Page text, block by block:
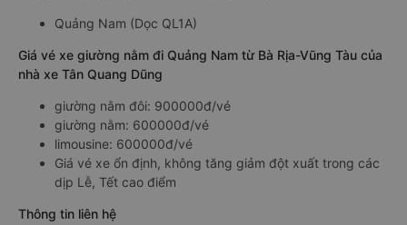
Quảng Nam (Dọc QL1A)
Giá vé xe giường nằm đi Quảng Nam từ Bà Rịa-Vũng Tàu của
nhà xe Tân Quang Dũng
giường nằm đôi: 900000đ/vé
giường nằm: 600000đ/vé
limousine: 600000đ/vé
Giá vé xe ổn định, không tăng giảm đột xuất trong các
dịp Lễ, Tết cao điểm
Thông tin liên hệ